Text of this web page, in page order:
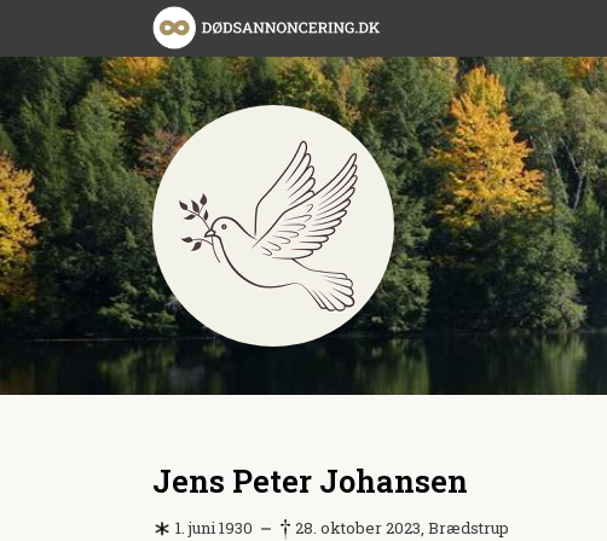
Jens Peter Johansen
1. juni 1930 28. oktober 2023, Brædstrup